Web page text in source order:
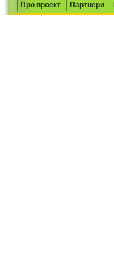
Про проект Партнери